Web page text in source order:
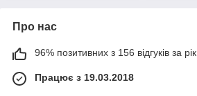
Про нас
96% позитивних з 156 відгуків за рік
Працює з 19.03.2018